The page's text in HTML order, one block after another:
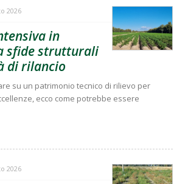
2026
in
sfide strutturali
di rilancio
su un patrimonio tecnico di rilievo per
ecco come potrebbe essere
2026